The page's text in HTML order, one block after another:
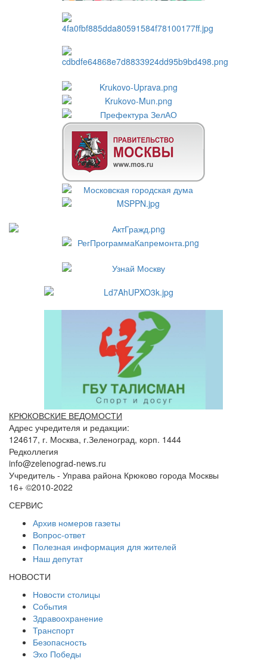
КРЮКОВСКИЕ ВЕДОМОСТИ
Адрес учредителя и редакции:
124617, г. Москва, г.Зеленоград, корп. 1444
Редколлегия
info@zelenograd-news.ru
Учредитель - Управа района Крюково города Москвы
16+ ©2010-2022
СЕРВИС
Архив номеров газеты
Вопрос-ответ
Полезная информация для жителей
Наш депутат
НОВОСТИ
Новости столицы
События
Здравоохранение
Транспорт
Безопасность
Эхо Победы